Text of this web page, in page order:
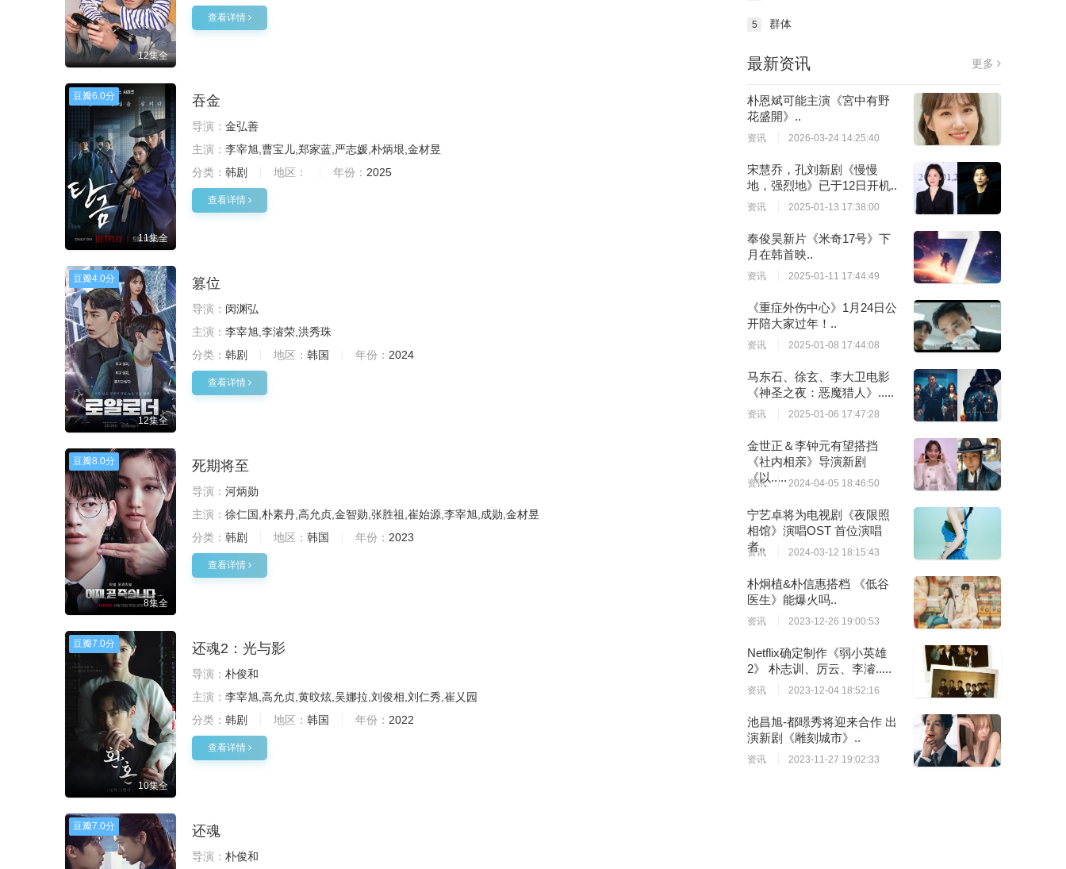
12集全
查看详情
豆瓣6.0分
11集全
吞金
导演： 金弘善
主演： 李宰旭,曹宝儿,郑家蓝,严志媛,朴炳垠,金材昱
分类： 韩剧 地区： 年份： 2025
查看详情
豆瓣4.0分
12集全
篡位
导演： 闵渊弘
主演： 李宰旭,李濬荣,洪秀珠
分类： 韩剧 地区： 韩国 年份： 2024
查看详情
豆瓣8.0分
8集全
死期将至
导演： 河炳勋
主演： 徐仁国,朴素丹,高允贞,金智勋,张胜祖,崔始源,李宰旭,成勋,金材昱
分类： 韩剧 地区： 韩国 年份： 2023
查看详情
豆瓣7.0分
10集全
还魂2：光与影
导演： 朴俊和
主演： 李宰旭,高允贞,黄旼炫,吴娜拉,刘俊相,刘仁秀,崔乂园
分类： 韩剧 地区： 韩国 年份： 2022
查看详情
豆瓣7.0分 还魂
导演： 朴俊和
5 群体
最新资讯 更多
朴恩斌可能主演《宮中有野
花盛開》..
资讯 2026-03-24 14:25:40
宋慧乔，孔刘新剧《慢慢
地，强烈地》已于12日开机..
资讯 2025-01-13 17:38:00
奉俊昊新片《米奇17号》下
月在韩首映..
资讯 2025-01-11 17:44:49
《重症外伤中心》1月24日公
开陪大家过年！..
资讯 2025-01-08 17:44:08
马东石、徐玄、李大卫电影
《神圣之夜：恶魔猎人》.....
资讯 2025-01-06 17:47:28
金世正＆李钟元有望搭挡
《社内相亲》导演新剧
《以.....
资讯 2024-04-05 18:46:50
宁艺卓将为电视剧《夜限照
相馆》演唱OST 首位演唱
者..
资讯 2024-03-12 18:15:43
朴炯植&朴信惠搭档 《低谷
医生》能爆火吗..
资讯 2023-12-26 19:00:53
Netflix确定制作《弱小英雄
2》 朴志训、厉云、李濬.....
资讯 2023-12-04 18:52:16
池昌旭-都暻秀将迎来合作 出
演新剧《雕刻城市》..
资讯 2023-11-27 19:02:33